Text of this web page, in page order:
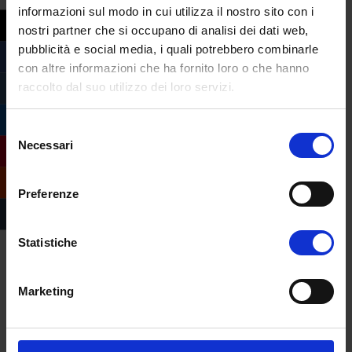
informazioni sul modo in cui utilizza il nostro sito con i
nostri partner che si occupano di analisi dei dati web,
pubblicità e social media, i quali potrebbero combinarle
con altre informazioni che ha fornito loro o che hanno
raccolto dal suo utilizzo dei loro servizi.
delNecessari
Preferenze
Statistiche
Marketing